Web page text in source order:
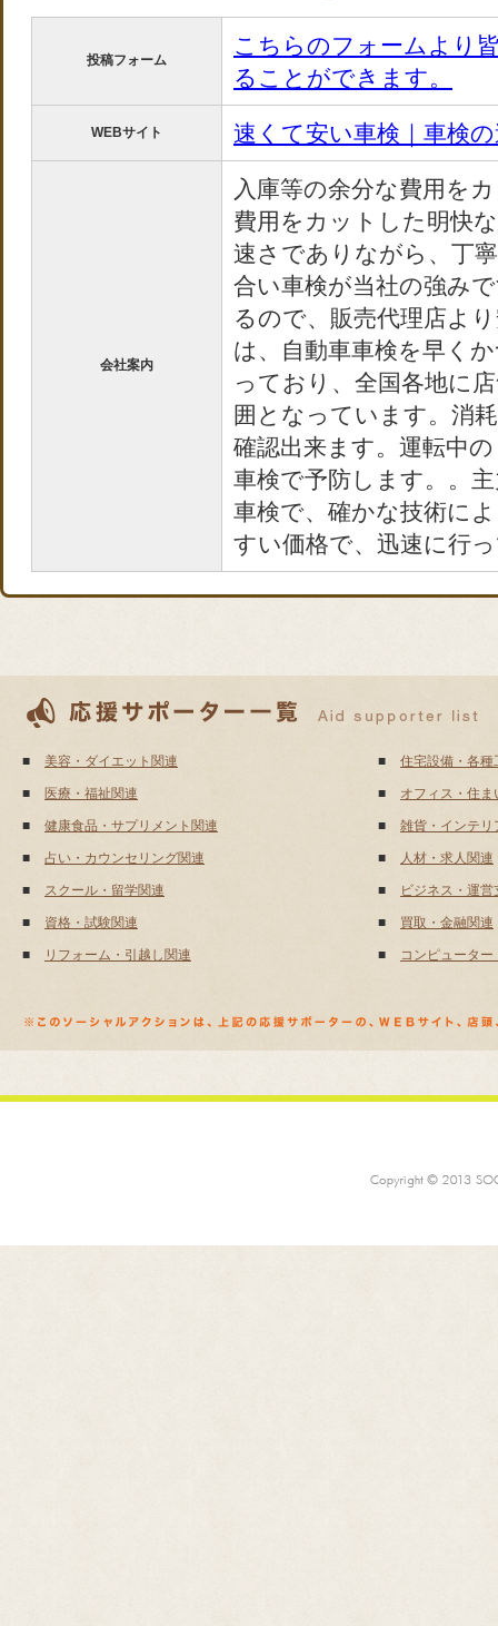
投稿フォーム
こちらのフォームより
ることができます。
WEBサイト 速くて安い車検｜車検
会社案内
入庫等の余分な費用を
費用をカットした明快
速さでありながら、丁
合い車検が当社の強み
るので、販売代理店よ
は、自動車車検を早く
っており、全国各地に
囲となっています。消
確認出来ます。運転中
車検で予防します。。
車検で、確かな技術に
すい価格で、迅速に行
美容・ダイエット関連
■
医療・福祉関連
■
健康食品・サプリメント関連
■
占い・カウンセリング関連
■
スクール・留学関連
■
資格・試験関連
■
リフォーム・引越し関連
■
住宅設備・各種
■
オフィス・住ま
■
雑貨・インテリ
■
人材・求人関連
■
ビジネス・運営
■
買取・金融関連
■
コンピュータ
■